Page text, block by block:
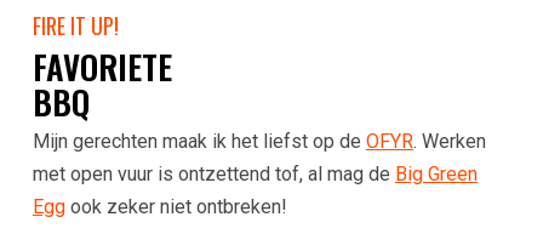
FIRE IT UP!
FAVORIETE
BBQ
Mijn gerechten maak ik het liefst op de OFYR. Werken
met open vuur is ontzettend tof, al mag de Big Green
Eggook zeker niet ontbreken!